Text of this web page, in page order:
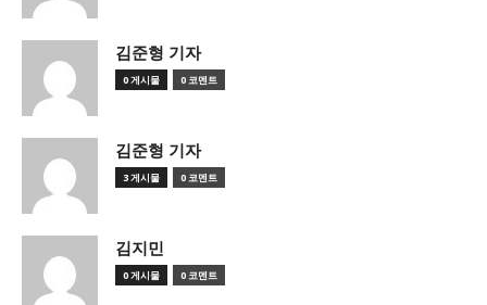
김준형 기자
0 게시물 0 코멘트
김준형 기자
3 게시물 0 코멘트
김지민
0 게시물 0 코멘트